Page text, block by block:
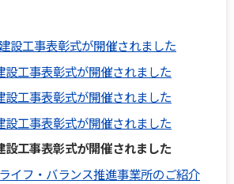
設工事表彰式が開催されました
工事表彰式が開催されました
工事表彰式が開催されました
工事表彰式が開催されました
設工事表彰式が開催されました
イフ・バランス推進事業所のご紹介